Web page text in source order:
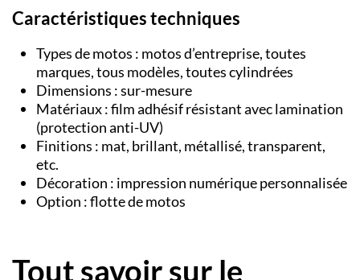
Caractéristiques techniques
Types de motos : motos d’entreprise, toutes
marques, tous modèles, toutes cylindrées
Dimensions : sur-mesure
Matériaux : film adhésif résistant avec lamination
(protection anti-UV)
Finitions : mat, brillant, métallisé, transparent,
etc.
Décoration : impression numérique personnalisée
Option : flotte de motos
Tout savoir sur le